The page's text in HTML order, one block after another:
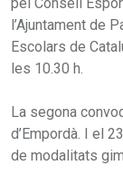
l’Ajuntament de
Escolars de
les 10.30 h.
La segona
d’Empordà. I el
de modalitats